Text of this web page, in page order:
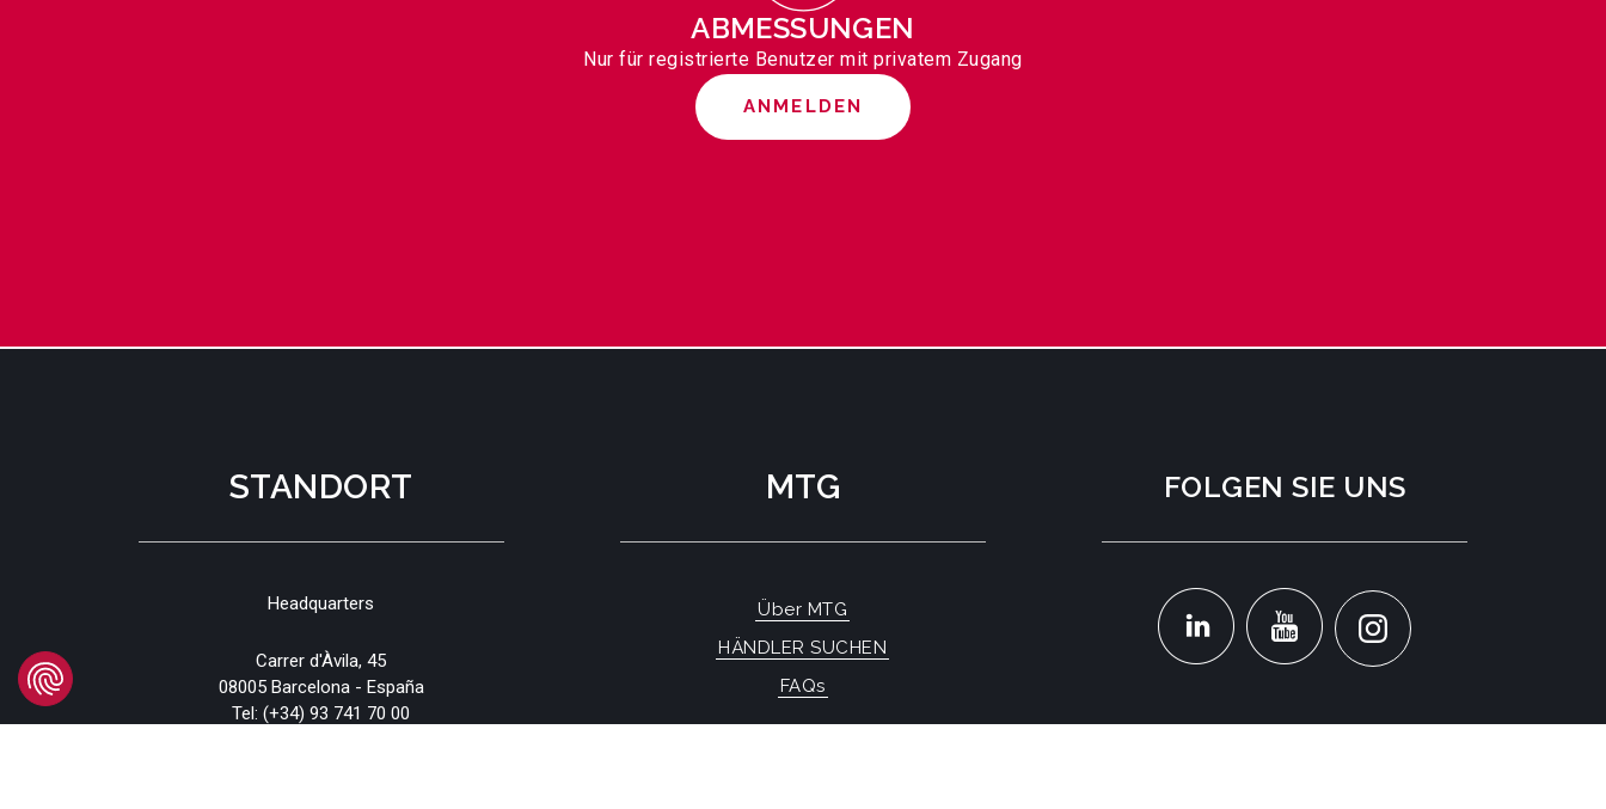
ABMESSUNGEN
Nur für registrierte Benutzer mit privatem Zugang
ANMELDEN
STANDORT
Headquarters
Carrer d'Àvila, 45
08005 Barcelona - España
Tel:(+34) 93 741 70 00
MTG
Über MTG
HÄNDLER SUCHEN
FAQs
FOLGEN SIE UNS